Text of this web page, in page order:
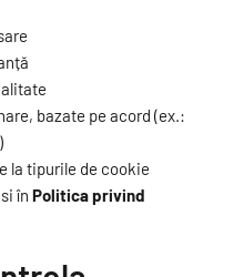
bazate pe acord (ex.:
la tipurile de cookie
în Politica privind